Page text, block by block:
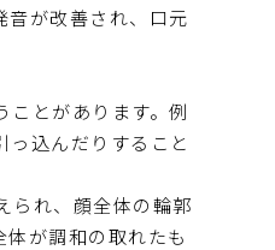
音が改善され、口元
とがあります。例
込んだりすること
られ、顔全体の輪郭
が調和の取れたも